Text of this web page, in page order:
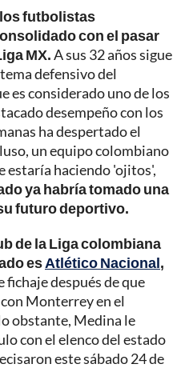
futbolistas
con el pasar
MX.A sus 32 años sigue
defensivo del
es considerado uno de los
desempeño con los
ha despertado el
un equipo colombiano
estaría haciendo 'ojitos',
ya habría tomado una
futuro deportivo.
de la Liga colombiana
esAtlético Nacional,
después de que
Monterrey en el
obstante, Medina le
con el elenco del estado
este sábado 24 de